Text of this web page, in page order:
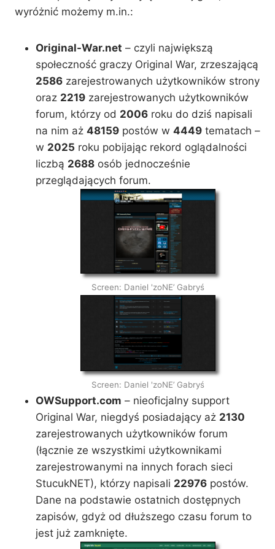
wyróżnić możemy m.in.:
Original-War.net – czyli największą
społeczność graczy Original War, zrzeszającą
2586 zarejestrowanych użytkowników strony
oraz 2219 zarejestrowanych użytkowników
forum, którzy od 2006 roku do dziś napisali
na nim aż 48159 postów w 4449 tematach –
w 2025 roku pobijając rekord oglądalności
liczbą 2688 osób jednocześnie
przeglądających forum.
Screen: Daniel 'zoNE’ Gabryś
Screen: Daniel 'zoNE’ Gabryś
OWSupport.com – nieoficjalny support
Original War, niegdyś posiadający aż 2130
zarejestrowanych użytkowników forum
(łącznie ze wszystkimi użytkownikami
zarejestrowanymi na innych forach sieci
StucukNET), którzy napisali 22976 postów.
Dane na podstawie ostatnich dostępnych
zapisów, gdyż od dłuższego czasu forum to
jest już zamknięte.